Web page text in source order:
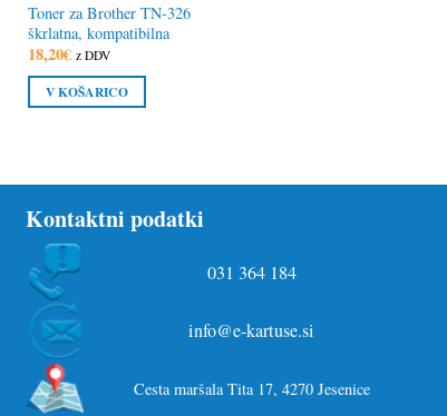
Toner za Brother TN-326
škrlatna, kompatibilna
18,20€ z DDV
V KOŠARICO
Kontaktni podatki
031 364 184
info@e-kartuse.si
Cesta maršala Tita 17, 4270 Jesenice